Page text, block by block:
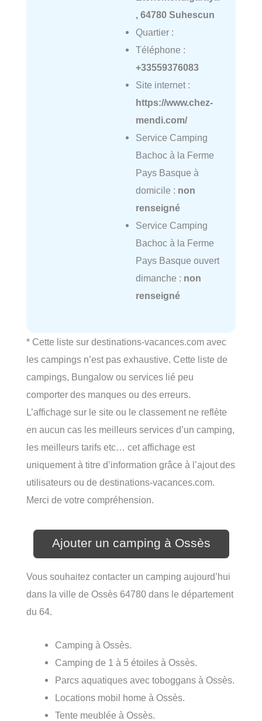
, 64780 Suhescun
Quartier :
Téléphone :
+33559376083
Site internet :
https://www.chez-
mendi.com/
Service Camping
Bachoc à la Ferme
Pays Basque à
domicile : non
renseigné
Service Camping
Bachoc à la Ferme
Pays Basque ouvert
dimanche : non
renseigné
* Cette liste sur destinations-vacances.com avec
les campings n’est pas exhaustive. Cette liste de
campings, Bungalow ou services lié peu
comporter des manques ou des erreurs.
L’affichage sur le site ou le classement ne reflète
en aucun cas les meilleurs services d’un camping,
les meilleurs tarifs etc… cet affichage est
uniquement à titre d’information grâce à l’ajout des
utilisateurs ou de destinations-vacances.com.
Merci de votre compréhension.
Ajouter un camping à Ossès
Vous souhaitez contacter un camping aujourd’hui
dans la ville de Ossès 64780 dans le département
du 64.
Camping à Ossès.
Camping de 1 à 5 étoiles à Ossès.
Parcs aquatiques avec toboggans à Ossès.
Locations mobil home à Ossès.
Tente meublée à Ossès.